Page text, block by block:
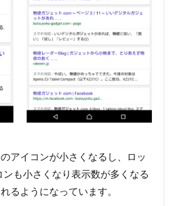
アイコンが小さくなるし、ロッ
も小さくなり表示数が多くなる
るようになっています。